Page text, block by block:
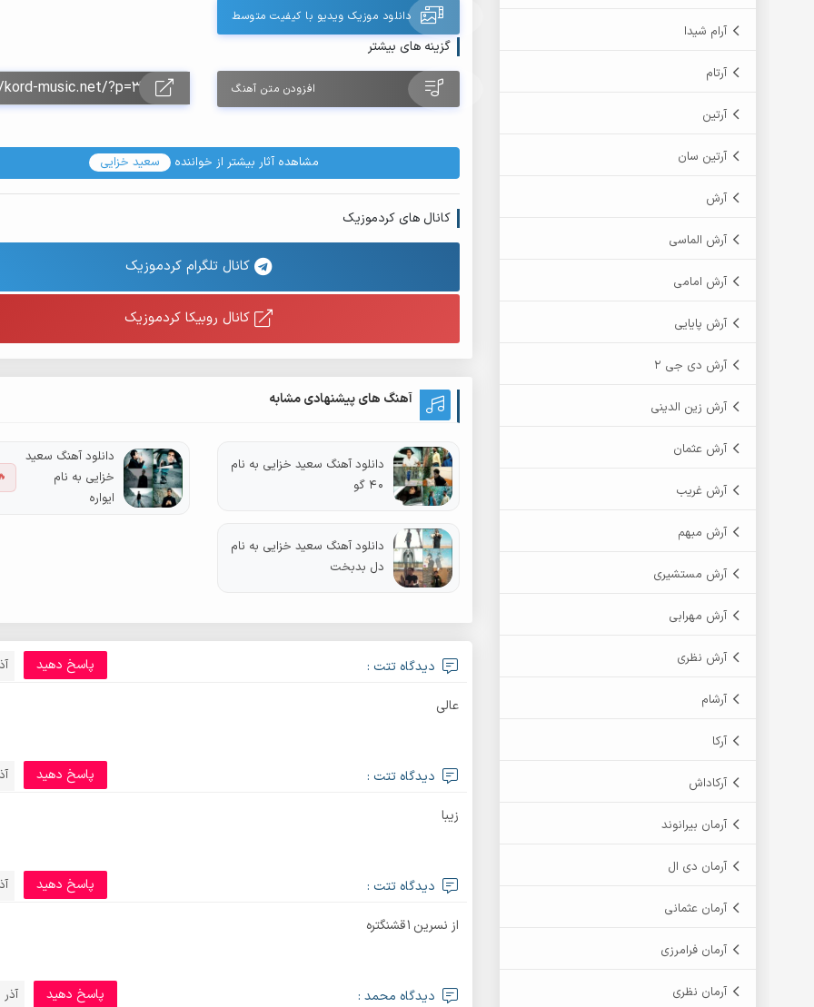
آرام شیدا
آرتام
آرتین
آرتین سان
آرش
آرش الماسی
آرش امامی
آرش پایایی
آرش دی جی 2
آرش زین الدینی
آرش عثمان
آرش غریب
آرش مبهم
آرش مستشیری
آرش مهرابی
آرش نظری
آرشام
آرکا
آرکاداش
آرمان بیرانوند
آرمان دی ال
آرمان عثمانی
آرمان فرامرزی
آرمان نظری
دانلود موزیک ویدیو با کیفیت متوسط
گزینه های بیشتر
افزودن متن آهنگ
مشاهده آثار بیشتر از خواننده سعید خزایی
کانال های کردموزیک
کانال تلگرام کردموزیک
کانال روبیکا کردموزیک
آهنگ های پیشنهادی مشابه
دانلود آهنگ سعید خزایی به نام
40 گو
دانلود آهنگ سعید
خزایی به نام
ایواره
دانلود آهنگ سعید خزایی به نام
دل بدبخت
دیدگاه تتت : پاسخ دهید
عالی
دیدگاه تتت : پاسخ دهید
زیبا
دیدگاه تتت : پاسخ دهید
از نسرین1قشنگتره
دیدگاه محمد : آذر 13, 1400 پاسخ دهید